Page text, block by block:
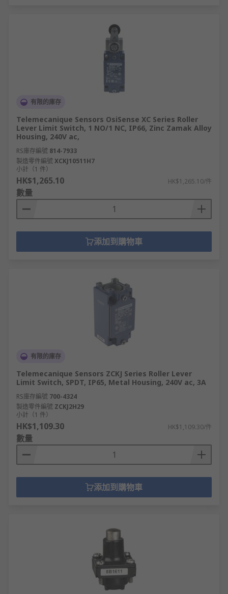
有限的庫存
Telemecanique Sensors OsiSense XC Series Roller
Lever Limit Switch, 1 NO/1 NC, IP66, Zinc Zamak Alloy
Housing, 240V ac,
RS庫存編號 814-7933
製造零件編號XCKJ10511H7
小計（1 件）
HK$1,265.10 HK$1,265.10/件
數量
添加到購物車
有限的庫存
Telemecanique Sensors ZCKJ Series Roller Lever
Limit Switch, SPDT, IP65, Metal Housing, 240V ac, 3A
RS庫存編號 700-4324
製造零件編號 ZCKJ2H29
小計（1 件）
HK$1,109.30 HK$1,109.30/件
數量
添加到購物車